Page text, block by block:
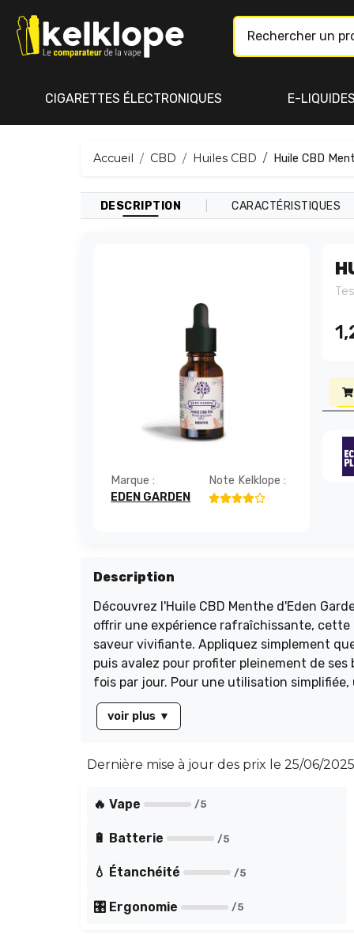
CIGARETTES ÉLECTRONIQUES E-
Accueil CBD Huiles CBD Huile CBD
DESCRIPTION CARACTÉRISTIQUES
Marque :
EDEN GARDEN
Note Kelklope :
Description
Découvrez l'Huile CBD Menthe d'Eden
offrir une expérience rafraîchissante,
saveur vivifiante. Appliquez simplement
puis avalez pour profiter pleinement de
fois par jour. Pour une utilisation
votre médecin si vous suivez un
gouttes.
voir plus ▼
Dernière mise à jour des prix le 25/06/
🔥 Vape /5
🔋 Batterie /5
💧 Étanchéité /5
🎛️ Ergonomie /5